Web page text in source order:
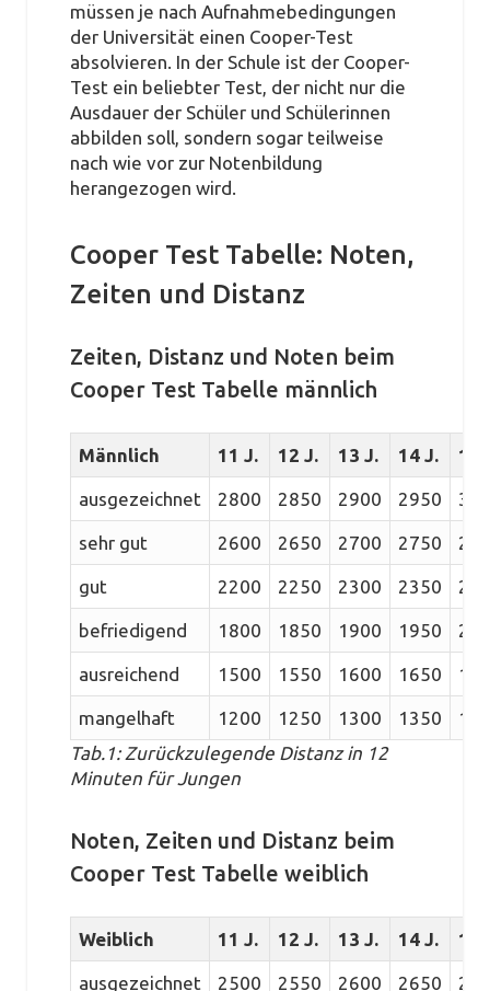
müssen je nach Aufnahmebedingungen
der Universität einen Cooper-Test
absolvieren. In der Schule ist der Cooper-
Test ein beliebter Test, der nicht nur die
Ausdauer der Schüler und Schülerinnen
abbilden soll, sondern sogar teilweise
nach wie vor zur Notenbildung
herangezogen wird.
Cooper Test Tabelle: Noten,
Zeiten und Distanz
Zeiten, Distanz und Noten beim
Cooper Test Tabelle männlich
Männlich 11 J. 12 J. 13 J. 14 J. 15
ausgezeichnet 2800 2850 2900 2950
sehr gut 2600 2650 2700 2750
gut 2200 2250 2300 2350
befriedigend 1800 1850 1900 1950
ausreichend 1500 1550 1600 1650
mangelhaft 1200 1250 1300 1350
Tab.1: Zurückzulegende Distanz in 12
Minuten für Jungen
Noten, Zeiten und Distanz beim
Cooper Test Tabelle weiblich
Weiblich 11 J. 12 J. 13 J. 14 J. 15
ausgezeichnet 2500 2550 2600 2650